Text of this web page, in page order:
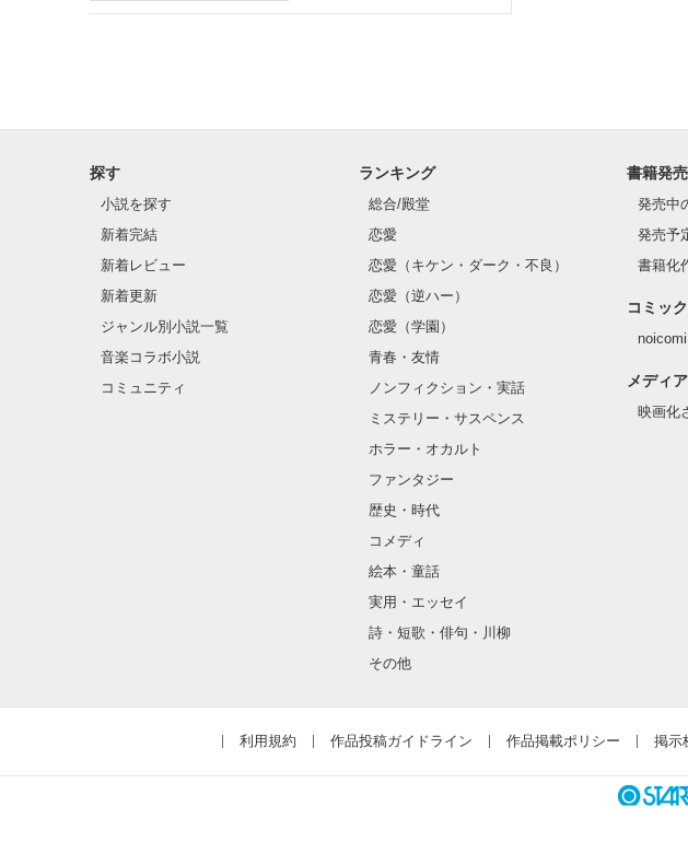
探す
小説を探す
新着完結
新着レビュー
新着更新
ジャンル別小説一覧
音楽コラボ小説
コミュニティ
ランキング
総合/殿堂
恋愛
恋愛（キケン・ダーク・不良）
恋愛（逆ハー）
恋愛（学園）
青春・友情
ノンフィクション・実話
ミステリー・サスペンス
ホラー・オカルト
ファンタジー
歴史・時代
コメディ
絵本・童話
実用・エッセイ
詩・短歌・俳句・川柳
その他
書籍発
発売中
発売予
書籍化
コミック
noicomi
メディア
映画化
利用規約 作品投稿ガイドライン 作品掲載ポリシー 掲示